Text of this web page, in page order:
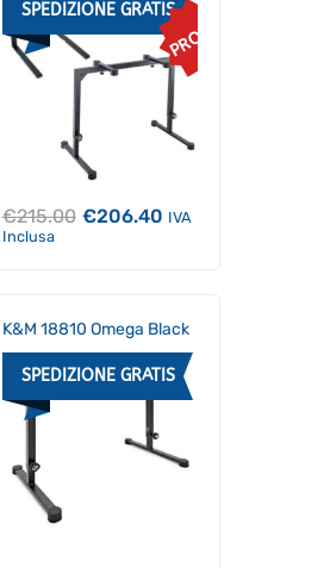
SPEDIZIONE GRATIS
PROMO
€215.00 Il
€206.40IlIVA
Inclusa
K&M 18810 Omega Black
SPEDIZIONE GRATIS